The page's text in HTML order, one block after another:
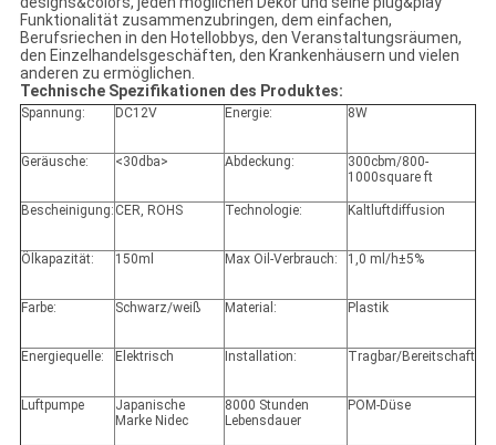
Funktionalität zusammenzubringen, dem einfachen,
Berufsriechen in den Hotellobbys, den Veranstaltungsräumen,
den Einzelhandelsgeschäften, den Krankenhäusern und vielen
anderen zu ermöglichen.
Technische Spezifikationen des Produktes:
Spannung: DC12V Energie: 8W
Geräusche: <30dba> Abdeckung:
300cbm/800-
1000square ft
Bescheinigung: CER, ROHS Technologie: Kaltluftdiffusion
Ölkapazität: 150ml Max Oil-Verbrauch: 1,0 ml/h±5%
Farbe: Schwarz/weiß Material: Plastik
Energiequelle: Elektrisch Installation: Tragbar/Bereitschaft
Luftpumpe
Japanische
Marke Nidec
8000 Stunden
Lebensdauer
POM-Düse